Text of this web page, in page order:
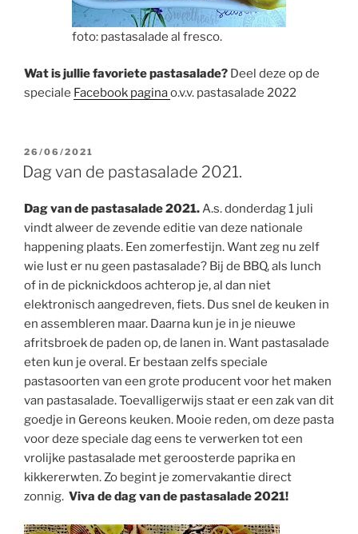
foto: pastasalade al fresco.
Wat is jullie favoriete pastasalade? Deel deze op de
speciale Facebook paginao.v.v. pastasalade 2022
GEPLAATST
OP
26/06/2021
Dag van de pastasalade 2021.
Dag van de pastasalade 2021.A.s. donderdag 1 juli
vindt alweer de zevende editie van deze nationale
happening plaats. Een zomerfestijn. Want zeg nu zelf
wie lust er nu geen pastasalade? Bij de BBQ, als lunch
of in de picknickdoos achterop je, al dan niet
elektronisch aangedreven, fiets. Dus snel de keuken in
en assembleren maar. Daarna kun je in je nieuwe
afritsbroek de paden op, de lanen in. Want pastasalade
eten kun je overal. Er bestaan zelfs speciale
pastasoorten van een grote producent voor het maken
van pastasalade. Toevalligerwijs staat er een zak van dit
goedje in Gereons keuken. Mooie reden, om deze pasta
voor deze speciale dag eens te verwerken tot een
vrolijke pastasalade met geroosterde paprika en
kikkererwten. Zo begint je zomervakantie direct
zonnig. Viva de dag van de pastasalade 2021!